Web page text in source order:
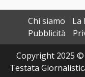
Chi siamo
La
Pubblicità
Copyright 2025 ©
Testata